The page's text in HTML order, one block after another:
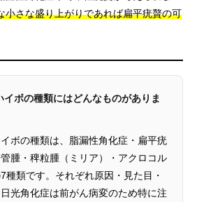
小さな盛り上がりであれば扁平疣贅の可
ボの種類にはどんなものがありま
ボの種類は、脂漏性角化症・扁平疣
腫・稗粒腫（ミリア）・アクロコル
種類です。それぞれ原因・見た目・
光角化症は前がん病変のため特に注